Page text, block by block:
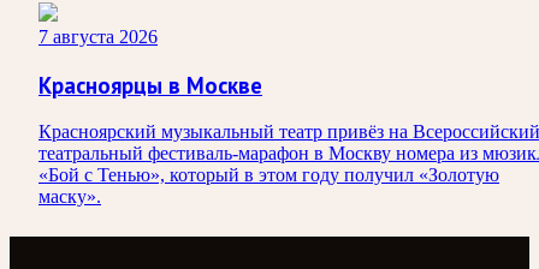
7 августа 2026
Красноярцы в Москве
Красноярский музыкальный театр привёз на Всероссийский
театральный фестиваль-марафон в Москву номера из
«Бой с Тенью», который в этом году получил «Золотую
маску».